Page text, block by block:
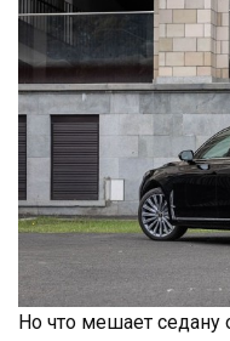
Но что мешает седану